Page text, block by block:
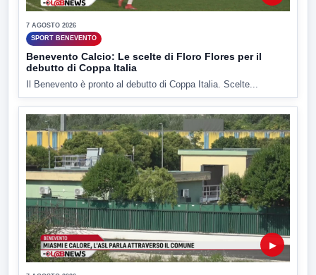
7 AGOSTO 2026
SPORT BENEVENTO
Benevento Calcio: Le scelte di Floro Flores per il
debutto di Coppa Italia
Il Benevento è pronto al debutto di Coppa Italia. Scelte...
▶